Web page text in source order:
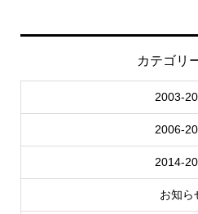
カテゴリ
2003-
2006-
2014-
お知ら